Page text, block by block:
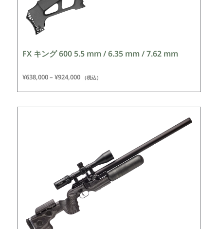
FX キング 600 5.5 mm / 6.35 mm / 7.62 mm
¥638,000– ¥924,000 （税込）